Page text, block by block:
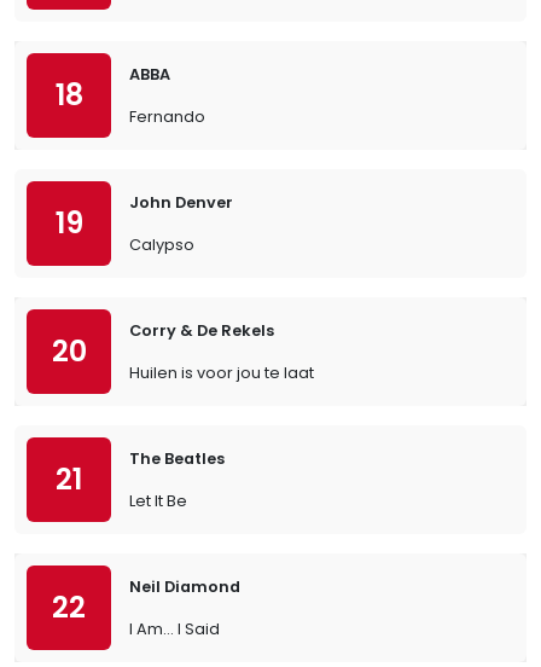
18
ABBA
Fernando
19
John Denver
Calypso
20
Corry & De Rekels
Huilen is voor jou te laat
21
The Beatles
Let It Be
22
Neil Diamond
I Am… I Said